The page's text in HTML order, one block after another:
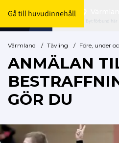
Gå till huvudinnehåll
Byt förbund här
Värmland / Tävling / Före, under
ANMÄLAN
GÖR DU